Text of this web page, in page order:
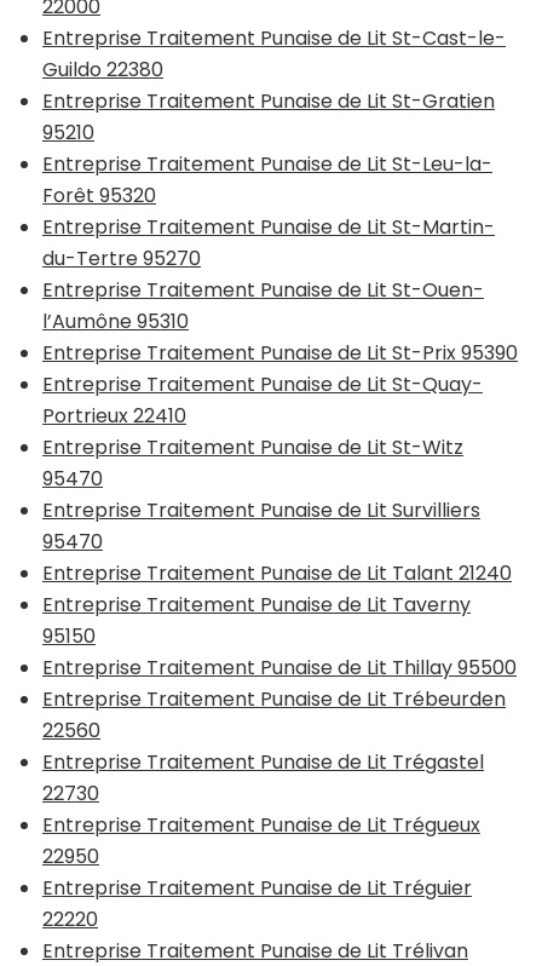
22000
Entreprise Traitement Punaise de Lit St-Cast-le-
Guildo 22380
Entreprise Traitement Punaise de Lit St-Gratien
95210
Entreprise Traitement Punaise de Lit St-Leu-la-
Forêt 95320
Entreprise Traitement Punaise de Lit St-Martin-
du-Tertre 95270
Entreprise Traitement Punaise de Lit St-Ouen-
l’Aumône 95310
Entreprise Traitement Punaise de Lit St-Prix 95390
Entreprise Traitement Punaise de Lit St-Quay-
Portrieux 22410
Entreprise Traitement Punaise de Lit St-Witz
95470
Entreprise Traitement Punaise de Lit Survilliers
95470
Entreprise Traitement Punaise de Lit Talant 21240
Entreprise Traitement Punaise de Lit Taverny
95150
Entreprise Traitement Punaise de Lit Thillay 95500
Entreprise Traitement Punaise de Lit Trébeurden
22560
Entreprise Traitement Punaise de Lit Trégastel
22730
Entreprise Traitement Punaise de Lit Trégueux
22950
Entreprise Traitement Punaise de Lit Tréguier
22220
Entreprise Traitement Punaise de Lit Trélivan